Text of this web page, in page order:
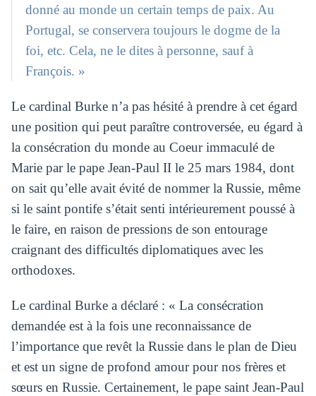
donné au monde un certain temps de paix. Au
Portugal, se conservera toujours le dogme de la
foi, etc. Cela, ne le dites à personne, sauf à
François. »
Le cardinal Burke n’a pas hésité à prendre à cet égard
une position qui peut paraître controversée, eu égard à
la consécration du monde au Coeur immaculé de
Marie par le pape Jean-Paul II le 25 mars 1984, dont
on sait qu’elle avait évité de nommer la Russie, même
si le saint pontife s’était senti intérieurement poussé à
le faire, en raison de pressions de son entourage
craignant des difficultés diplomatiques avec les
orthodoxes.
Le cardinal Burke a déclaré : « La consécration
demandée est à la fois une reconnaissance de
l’importance que revêt la Russie dans le plan de Dieu
et est un signe de profond amour pour nos frères et
sœurs en Russie. Certainement, le pape saint Jean-Paul